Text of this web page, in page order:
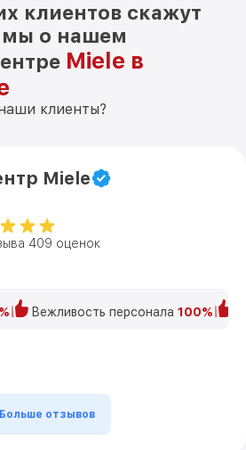
клиентов скажут
о нашем
Miele в
клиенты?
Miele
409 оценок
Вежливость персонала 100%
Больше отзывов